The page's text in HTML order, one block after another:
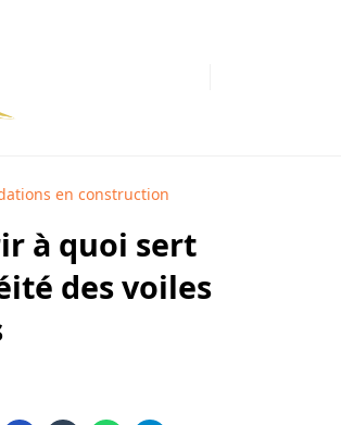
en construction
à quoi sert
des voiles